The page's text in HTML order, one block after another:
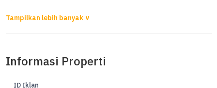
- Posisi Hook
Informasi Properti
ID Iklan